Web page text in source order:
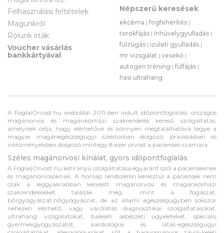
Felhasználási feltételek
Magunkról
Rólunk írták
Voucher vásárlás
bankkártyával
Népszerű keresések
ekcéma |fogfehérítés |
torokfájás | ínhüvelygyulladás |
fülzúgás | izületi gyulladás |
mr vizsgálat | vesekő |
autogén tréning |fülfájás |
hasi ultrahang
A FoglalOrvost.hu weboldal 2011-ben indult időpontfoglalási, országos
magánorvos és magánkórházi szakrendelés kereső szolgáltatás,
amelynek célja, hogy elérhetővé és könnyen megtalálhatóvá tegye a
magyar magánegészségügyi szektorban dolgozó, praxisokban és
intézményekben dolgozó mintegy 8 ezer orvost a páciensek számára.
Széles magánorvosi kínálat, gyors időpontfoglalás
A FoglaljOrvost.hu kétirányú szolgáltatása egyaránt szól a pácienseknek
és magánorvosoknak. A honlap rendszerén keresztül a páciensek nem
csak a leggyakrabban keresett magánorvosi és magánkórházi
szakrendeléseket találják meg, mint a fogászat,
bőrgyógyászat,nőgyógyászat, de az állami egészségügyben sokszor
nehezen elérhető, vagy várólistás diagnosztikai szolgáltatásokat,
ultrahang vizsgálatokat, baleseti sebészeti ügyeleteket, speciális
gyermekgyógyászatot, kardiológiai és látás-egészségügyi